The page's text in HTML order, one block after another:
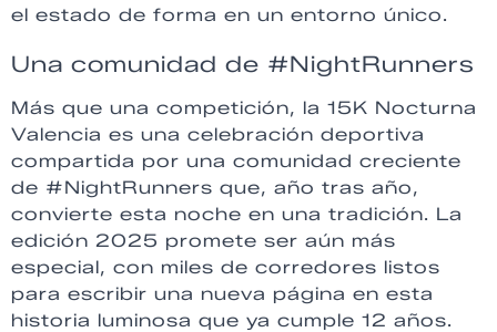
el estado de forma en un entorno único.
Una comunidad de #NightRunners
Más que una competición, la 15K Nocturna
Valencia es una celebración deportiva
compartida por una comunidad creciente
de #NightRunners que, año tras año,
convierte esta noche en una tradición. La
edición 2025 promete ser aún más
especial, con miles de corredores listos
para escribir una nueva página en esta
historia luminosa que ya cumple 12 años.